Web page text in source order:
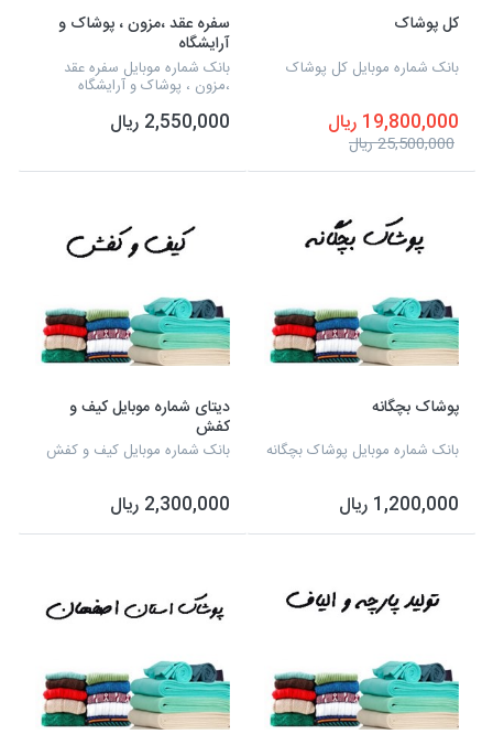
کل پوشاک
بانک شماره موبایل کل پوشاک
19,800,000 ریال
25,500,000 ریال
سفره عقد ،مزون ، پوشاک و
آرایشگاه
بانک شماره موبایل سفره عقد
،مزون ، پوشاک و آرایشگاه
2,550,000 ریال
پوشاک بچگانه
بانک شماره موبایل پوشاک بچگانه
1,200,000 ریال
دیتای شماره موبایل کیف و
کفش
بانک شماره موبایل کیف و کفش
2,300,000 ریال